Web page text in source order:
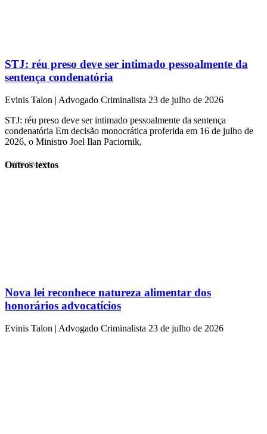
STJ: réu preso deve ser intimado pessoalmente da
sentença condenatória
Evinis Talon | Advogado Criminalista 23 de julho de 2026
STJ: réu preso deve ser intimado pessoalmente da sentença
condenatória Em decisão monocrática proferida em 16 de julho de
2026, o Ministro Joel Ilan Paciornik,
EVINIS TALON
Outros textos
Nova lei reconhece natureza alimentar dos
honorários advocatícios
Evinis Talon | Advogado Criminalista 23 de julho de 2026